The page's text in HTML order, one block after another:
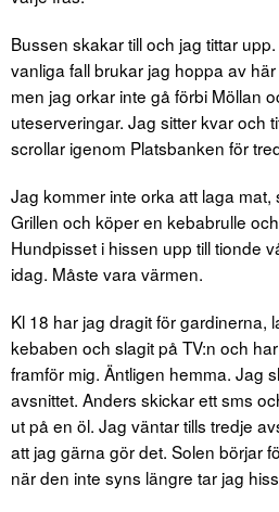
Bussen skakar till och jag tittar
vanliga fall brukar jag hoppa av
men jag orkar inte gå förbi Möllan
uteserveringar. Jag sitter kvar och
scrollar igenom Platsbanken för
Jag kommer inte orka att laga mat,
Grillen och köper en kebabrulle
Hundpisset i hissen upp till tionde
idag. Måste vara värmen.
Kl 18 har jag dragit för gardinerna,
kebaben och slagit på TV:n och
framför mig. Äntligen hemma. Jag
avsnittet. Anders skickar ett sms
ut på en öl. Jag väntar tills tredje
att jag gärna gör det. Solen börjar
när den inte syns längre tar jag